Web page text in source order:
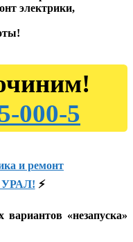
электрики,
000-5
и ремонт
УРАЛ! ⚡
«незапуска»